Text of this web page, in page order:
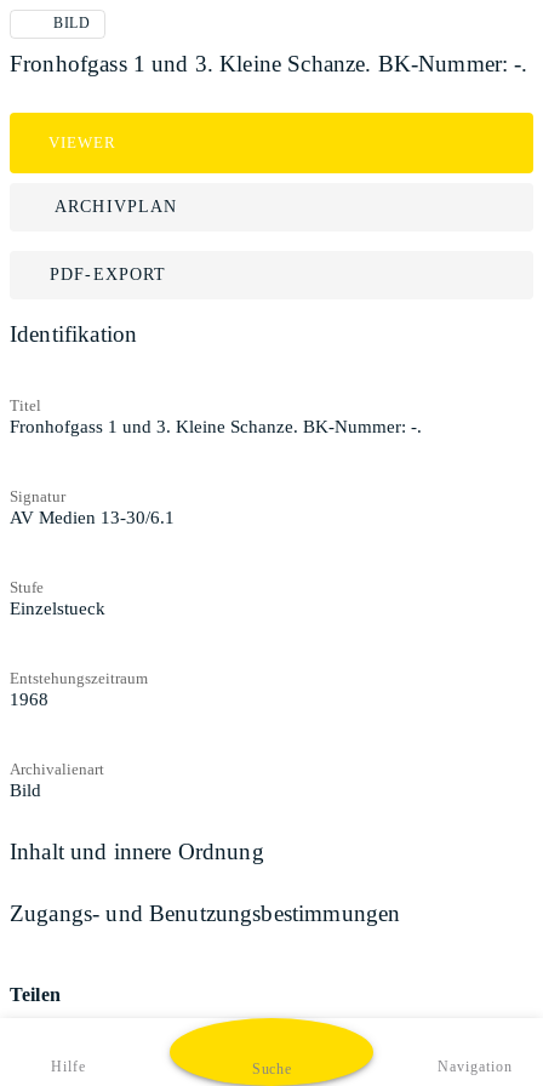
BILD
Fronhofgass 1 und 3. Kleine Schanze. BK-Nummer: -.
VIEWER
ARCHIVPLAN
PDF-EXPORT
Identifikation
Titel
Fronhofgass 1 und 3. Kleine Schanze. BK-Nummer: -.
Signatur
AV Medien 13-30/6.1
Stufe
Einzelstueck
Entstehungszeitraum
1968
Archivalienart
Bild
Inhalt und innere Ordnung
Zugangs- und Benutzungsbestimmungen
Teilen
Hilfe Suche Navigation